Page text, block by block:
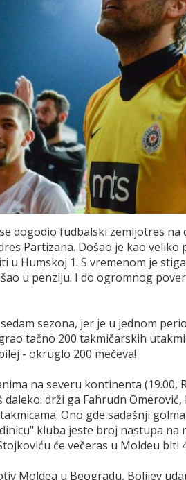
dogodio fudbalski zemljotres
Partizana. Došao je kao veliko
u Humskoj 1. S vremenom je
u penziju. I do ogromnog
sezona, jer je u jednom
tačno 200 takmičarskih
- okruglo 200 mečeva!
na severu kontinenta (19.00,
daleko: drži ga Fahrudn
Ono gde sadašnji
kluba jeste broj nastupa na
će večeras u Moldeu biti
Moldea u Beogradu, Bolijev